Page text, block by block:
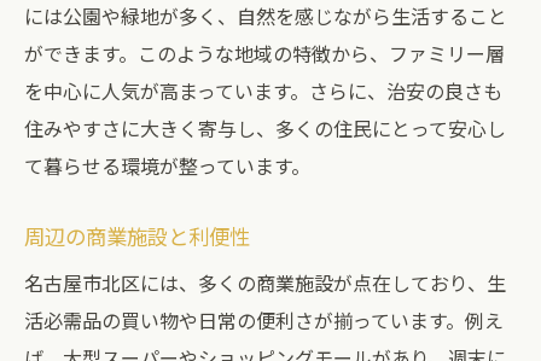
には公園や緑地が多く、自然を感じながら生活すること
ができます。このような地域の特徴から、ファミリー層
を中心に人気が高まっています。さらに、治安の良さも
住みやすさに大きく寄与し、多くの住民にとって安心し
て暮らせる環境が整っています。
周辺の商業施設と利便性
名古屋市北区には、多くの商業施設が点在しており、生
活必需品の買い物や日常の便利さが揃っています。例え